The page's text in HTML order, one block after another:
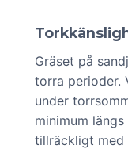
Gräset på
torra perioder.
under
minimum
tillräckligt med